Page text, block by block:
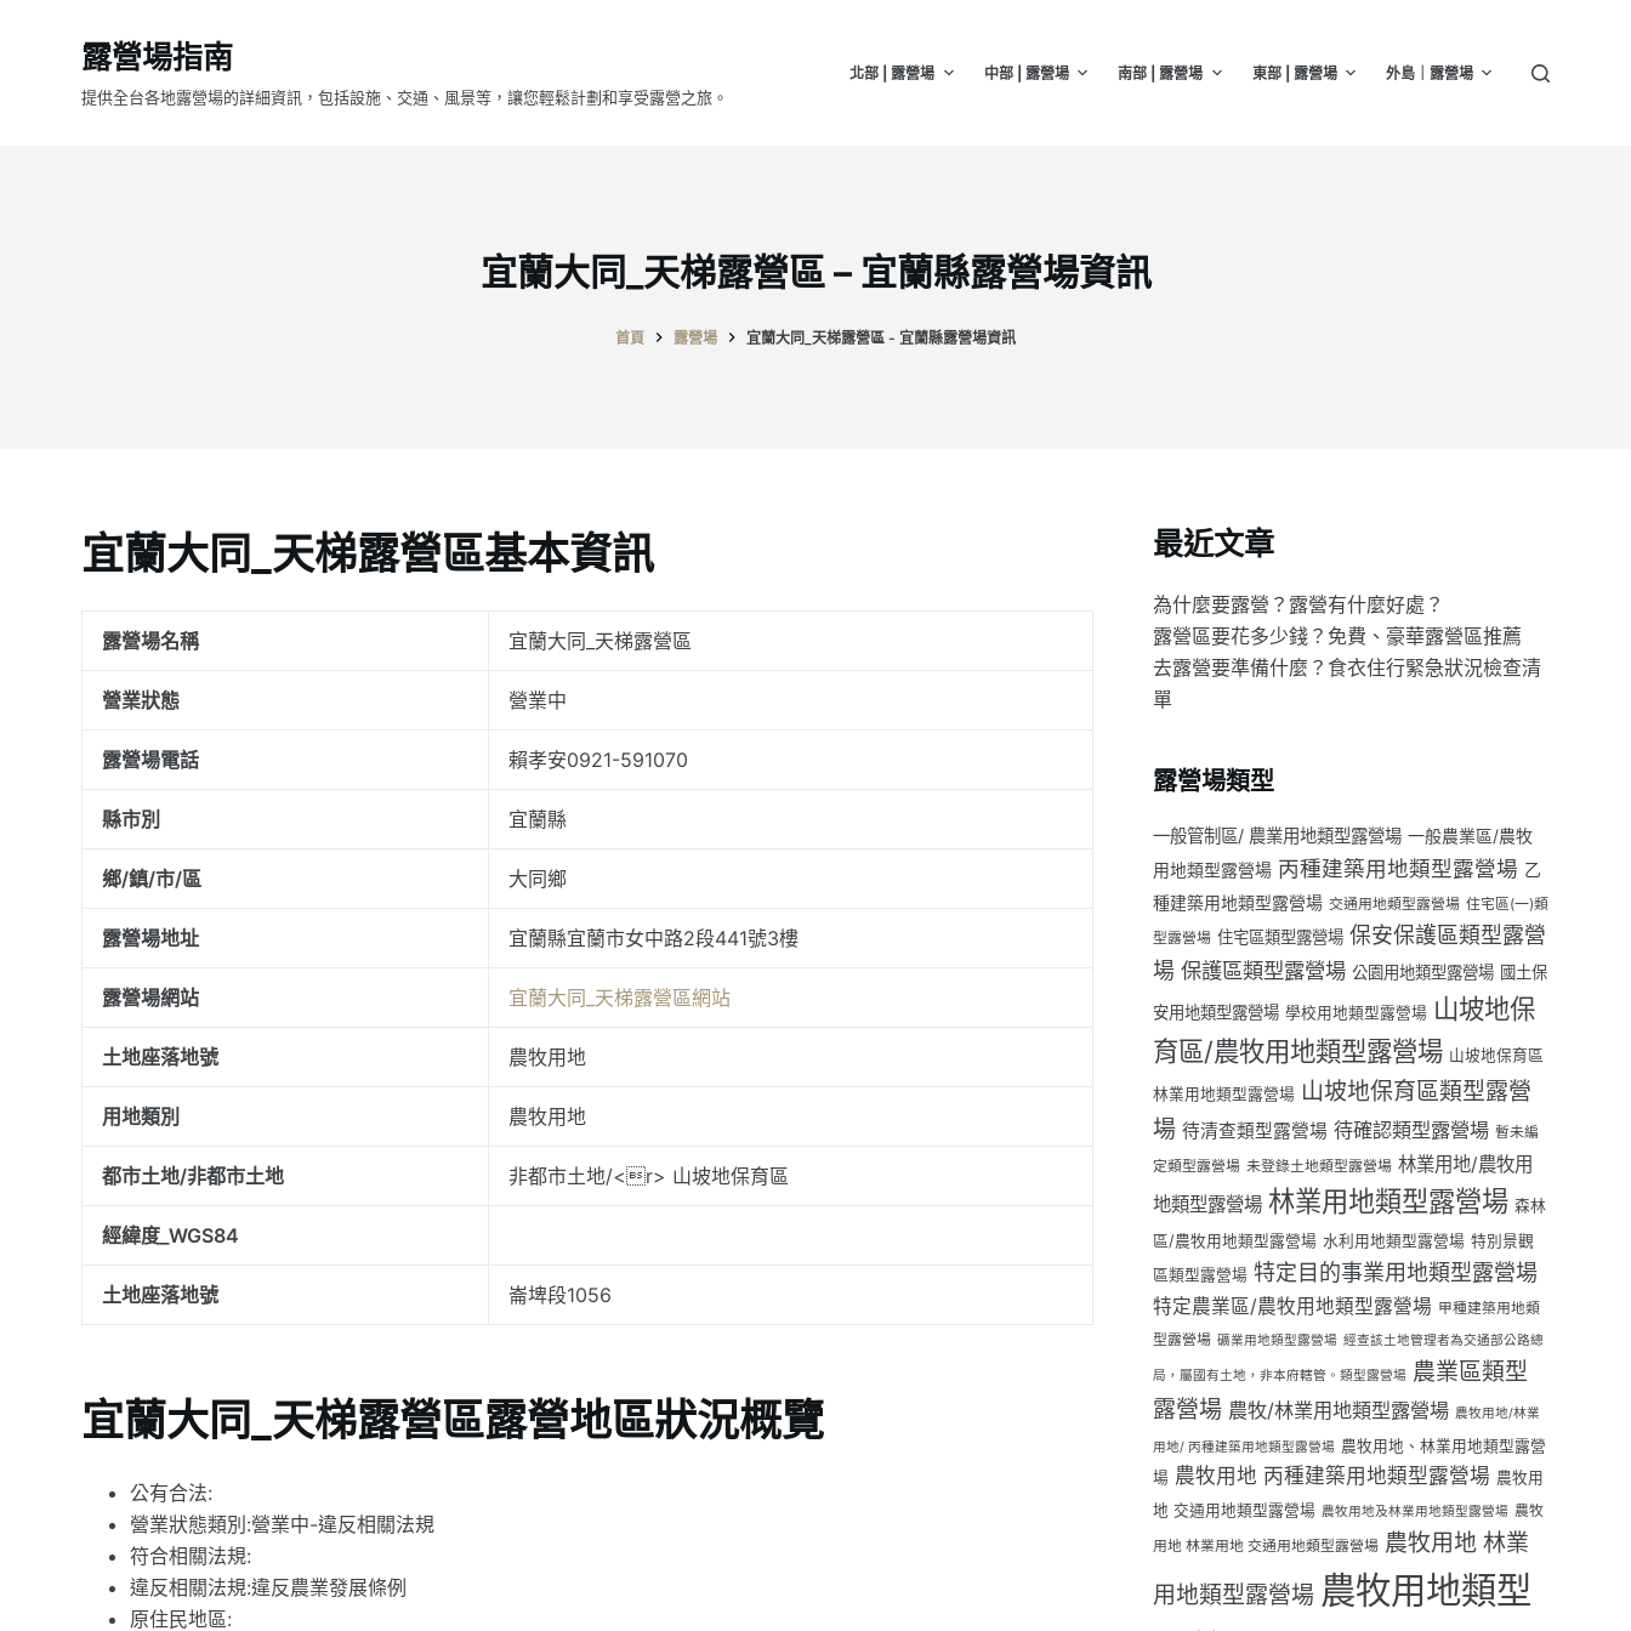
露營場指南
提供全台各地露營場的詳細資訊，包括設施、交通、風景等，讓您輕鬆計劃和享受露營之旅。
北部 | 露營場 中部 | 露營場 南部 | 露營場 東部 | 露營場 外島｜露營場
宜蘭大同_天梯露營區 – 宜蘭縣露營場資訊
首頁 露營場 宜蘭大同_天梯露營區 - 宜蘭縣露營場資訊
宜蘭大同_天梯露營區基本資訊
露營場名稱 宜蘭大同_天梯露營區
營業狀態 營業中
露營場電話 賴孝安0921-591070
縣市別 宜蘭縣
鄉/鎮/市/區 大同鄉
露營場地址 宜蘭縣宜蘭市女中路2段441號3樓
露營場網站 宜蘭大同_天梯露營區網站
土地座落地號 農牧用地
用地類別 農牧用地
都市土地/非都市土地 非都市土地/<r> 山坡地保育區
經緯度_WGS84
土地座落地號 崙埤段1056
宜蘭大同_天梯露營區露營地區狀況概覽
公有合法:
營業狀態類別:營業中-違反相關法規
符合相關法規:
違反相關法規:違反農業發展條例
原住民地區:
最近文章
為什麼要露營？露營有什麼好處？
露營區要花多少錢？免費、豪華露營區推薦
去露營要準備什麼？食衣住行緊急狀況檢查清
單
露營場類型
一般管制區/ 農業用地類型露營場 一般農業區/農牧
用地類型露營場 丙種建築用地類型露營場 乙
種建築用地類型露營場 交通用地類型露營場 住宅區(一)類
型露營場 住宅區類型露營場 保安保護區類型露營
場 保護區類型露營場 公園用地類型露營場 國土保
安用地類型露營場 學校用地類型露營場 山坡地保
育區/農牧用地類型露營場 山坡地保育區
林業用地類型露營場 山坡地保育區類型露營
場 待清查類型露營場 待確認類型露營場 暫未編
定類型露營場 未登錄土地類型露營場 林業用地/農牧用
地類型露營場 林業用地類型露營場 森林
區/農牧用地類型露營場 水利用地類型露營場 特別景觀
區類型露營場 特定目的事業用地類型露營場
特定農業區/農牧用地類型露營場 甲種建築用地類
型露營場 礦業用地類型露營場 經查該土地管理者為交通部公路總
局，屬國有土地，非本府轄管。類型露營場 農業區類型
露營場 農牧/林業用地類型露營場 農牧用地/林業
用地/ 丙種建築用地類型露營場 農牧用地、林業用地類型露營
場 農牧用地 丙種建築用地類型露營場 農牧用
地 交通用地類型露營場 農牧用地及林業用地類型露營場 農牧
用地 林業用地 交通用地類型露營場 農牧用地 林業
用地類型露營場 農牧用地類型